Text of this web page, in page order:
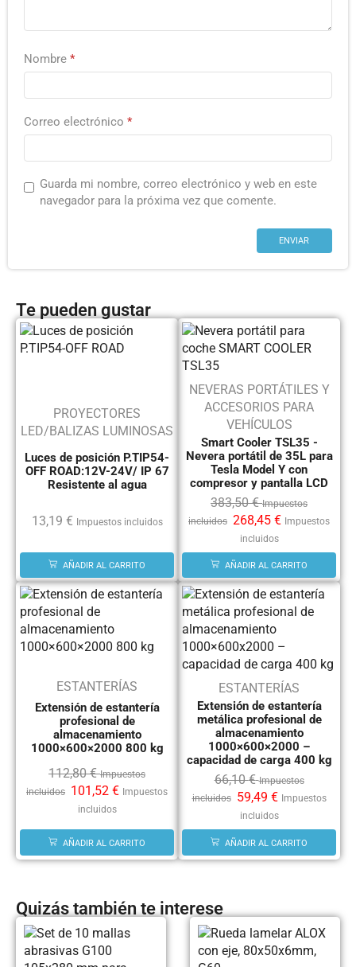
Nombre *
Correo electrónico *
Guarda mi nombre, correo electrónico y web en este
navegador para la próxima vez que comente.
Te pueden gustar
PROYECTORES
LED/BALIZAS LUMINOSAS
Luces de posición P.TIP54-
OFF ROAD:12V-24V/ IP 67
Resistente al agua
13,19 € Impuestos incluidos
AÑADIR AL CARRITO
NEVERAS PORTÁTILES Y
ACCESORIOS PARA
VEHÍCULOS
Smart Cooler TSL35 -
Nevera portátil de 35L para
Tesla Model Y con
compresor y pantalla LCD
383,50€ Impuestos
incluidos 268,45 € Impuestos
incluidos
AÑADIR AL CARRITO
ESTANTERÍAS
Extensión de estantería
profesional de
almacenamiento
1000×600×2000 800 kg
112,80€ Impuestos
incluidos 101,52 € Impuestos
incluidos
AÑADIR AL CARRITO
ESTANTERÍAS
Extensión de estantería
metálica profesional de
almacenamiento
1000×600×2000 –
capacidad de carga 400 kg
66,10€ Impuestos
incluidos
59,49 €
Impuestos
incluidos
AÑADIR AL CARRITO
Quizás también te interese